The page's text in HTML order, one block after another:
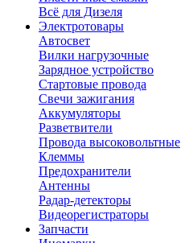
Всё для Дизеля
Электротовары
Автосвет
Вилки нагрузочные
Зарядное устройство
Стартовые провода
Свечи зажигания
Аккумуляторы
Разветвители
Провода высоковольтные
Клеммы
Предохранители
Антенны
Радар-детекторы
Видеорегистраторы
Запчасти